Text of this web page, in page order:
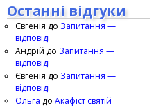
Останні відгуки
Євгенія до Запитання —
відповіді
Андрій до Запитання —
відповіді
Євгенія до Запитання —
відповіді
Ольга до Акафіст святій